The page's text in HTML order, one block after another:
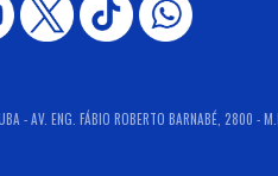
- AV. ENG. FÁBIO ROBERTO BARNABÉ, 2800 -